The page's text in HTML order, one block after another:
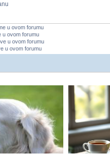
u ovom forumu
u ovom forumu
u ovom forumu
u ovom forumu